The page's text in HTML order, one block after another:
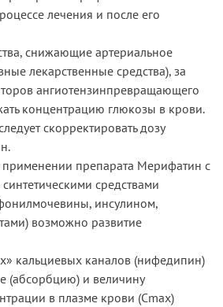
лечения и после его
снижающие артериальное
лекарственные средства), за
ангиотензинпревращающего
концентрацию глюкозы в крови.
скорректировать дозу
препарата Мерифатин с
средствами
инсулином,
возможно развитие
кальциевых каналов (нифедипин)
(абсорбцию) и величину
в плазме крови (Сmах)